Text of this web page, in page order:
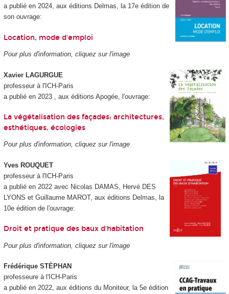
a publié en 2024, aux éditions Delmas, la 17e édition de
son ouvrage:
Location, mode d'emploi
Pour plus d'information, cliquez sur l'image
Xavier LAGURGUE
professeur à l'ICH-Paris
a publié en 2023 , aux éditions Apogée, l'ouvrage:
La végétalisation des façades: architectures,
esthétiques, écologies
Pour plus d'information, cliquez sur l'image
Yves ROUQUET
professeur à l'ICH-Paris
a publié en 2022 avec Nicolas DAMAS, Hervé DES
LYONS et Guillaume MAROT, aux éditions Delmas, la
10e édition de l'ouvrage:
Droit et pratique des baux d'habitation
Pour plus d'information, cliquez sur l'image
Frédérique STÉPHAN
professeure à l'ICH-Paris
a publié en 2022, aux éditions du Moniteur, la 5e édition